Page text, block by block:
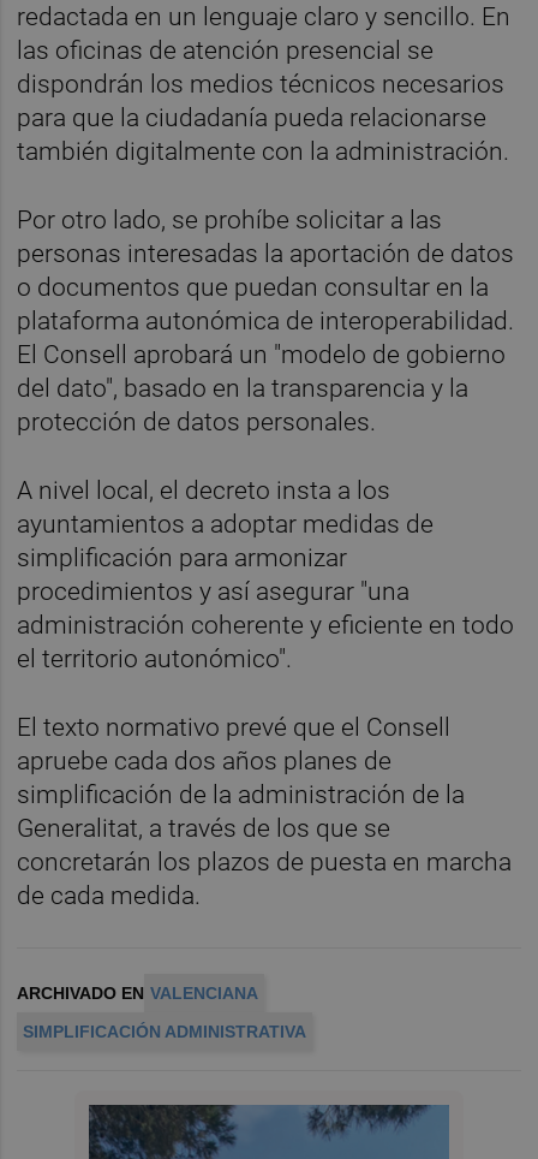
redactada en un lenguaje claro y sencillo. En
las oficinas de atención presencial se
dispondrán los medios técnicos necesarios
para que la ciudadanía pueda relacionarse
también digitalmente con la administración.
Por otro lado, se prohíbe solicitar a las
personas interesadas la aportación de datos
o documentos que puedan consultar en la
plataforma autonómica de interoperabilidad.
El Consell aprobará un "modelo de gobierno
del dato", basado en la transparencia y la
protección de datos personales.
A nivel local, el decreto insta a los
ayuntamientos a adoptar medidas de
simplificación para armonizar
procedimientos y así asegurar "una
administración coherente y eficiente en todo
el territorio autonómico".
El texto normativo prevé que el Consell
apruebe cada dos años planes de
simplificación de la administración de la
Generalitat, a través de los que se
concretarán los plazos de puesta en marcha
de cada medida.
ARCHIVADO EN VALENCIANA
SIMPLIFICACIÓN ADMINISTRATIVA